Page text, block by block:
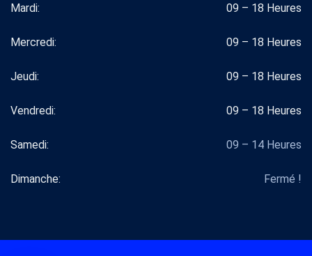
Mardi: 09 – 18 Heures
Mercredi: 09 – 18 Heures
Jeudi: 09 – 18 Heures
Vendredi: 09 – 18 Heures
Samedi: 09 – 14 Heures
Dimanche: Fermé !